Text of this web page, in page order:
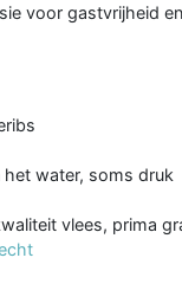
voor gastvrijheid
het water, soms druk
vlees, prima